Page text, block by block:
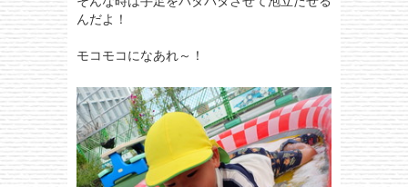
んだよ！
モコモコになあれ～！